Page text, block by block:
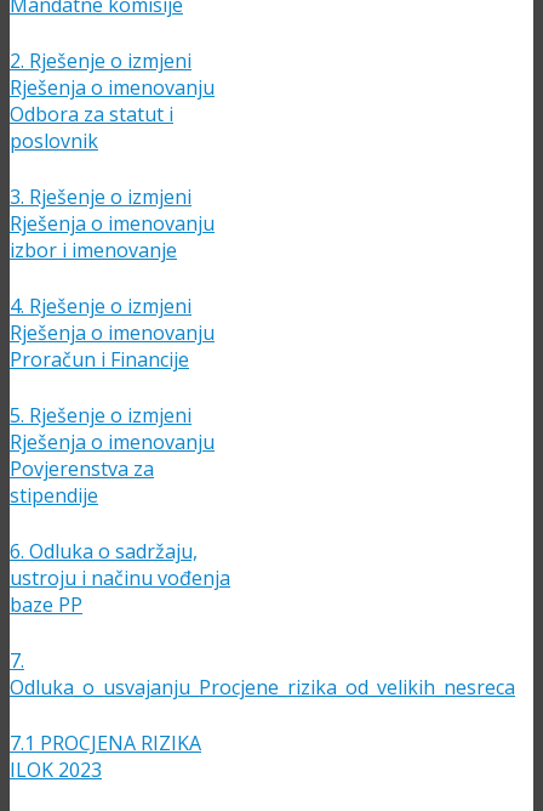
2. Rješenje o izmjeni
Rješenja o imenovanju
Odbora za statut i
poslovnik
3. Rješenje o izmjeni
Rješenja o imenovanju
izbor i imenovanje
4. Rješenje o izmjeni
Rješenja o imenovanju
Proračun i Financije
5. Rješenje o izmjeni
Rješenja o imenovanju
Povjerenstva za
stipendije
6. Odluka o sadržaju,
ustroju i načinu vođenja
baze PP
7.
Odluka_o_usvajanju_Procjene_rizika_od_velikih_nesreca
7.1 PROCJENA RIZIKA
ILOK 2023